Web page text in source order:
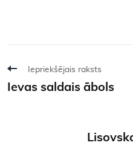
Iepriekšējais raksts
Ievas saldais ābols